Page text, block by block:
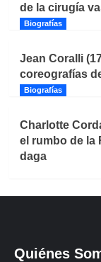
de la cirugía
Biografías
Jean Coralli
coreografías
Biografías
Charlotte
el rumbo de la
daga
Quiénes